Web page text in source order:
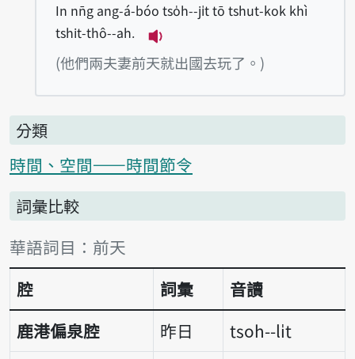
In nn̄g ang-á-bóo tso̍h--ji̍t tō tshut-kok khì
tshit-thô--ah.
播放例句In nn̄g ang-á-
(他們兩夫妻前天就出國去玩了。)
分類
時間、空間——時間節令
詞彙比較
詞彙比較表
華語詞目：前天
腔
詞彙
音讀
鹿港偏泉腔
昨日
tsoh--li̍t